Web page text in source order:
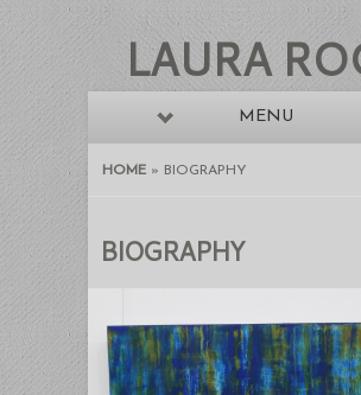
LAURA
MENU
HOME » BIOGRAPHY
BIOGRAPHY